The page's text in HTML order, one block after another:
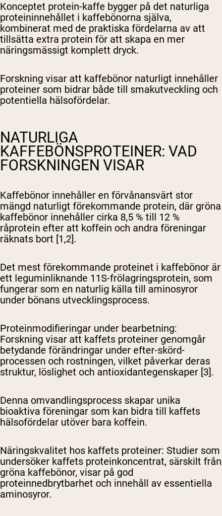
Konceptet protein-kaffe bygger på det naturliga
proteininnehållet i kaffebönorna själva,
kombinerat med de praktiska fördelarna av att
tillsätta extra protein för att skapa en mer
näringsmässigt komplett dryck.
Forskning visar att kaffebönor naturligt innehåller
proteiner som bidrar både till smakutveckling och
potentiella hälsofördelar.
NATURLIGA
KAFFEBÖNSPROTEINER: VAD
FORSKNINGEN VISAR
Kaffebönor innehåller en förvånansvärt stor
mängd naturligt förekommande protein, där gröna
kaffebönor innehåller cirka 8,5 % till 12 %
råprotein efter att koffein och andra föreningar
räknats bort [1,2].
Det mest förekommande proteinet i kaffebönor är
ett leguminliknande 11S-frölagringsprotein, som
fungerar som en naturlig källa till aminosyror
under bönans utvecklingsprocess.
Proteinmodifieringar under bearbetning:
Forskning visar att kaffets proteiner genomgår
betydande förändringar under efter-skörd-
processen och rostningen, vilket påverkar deras
struktur, löslighet och antioxidantegenskaper [3].
Denna omvandlingsprocess skapar unika
bioaktiva föreningar som kan bidra till kaffets
hälsofördelar utöver bara koffein.
Näringskvalitet hos kaffets proteiner: Studier som
undersöker kaffets proteinkoncentrat, särskilt från
gröna kaffebönor, visar på god
proteinnedbrytbarhet och innehåll av essentiella
aminosyror.